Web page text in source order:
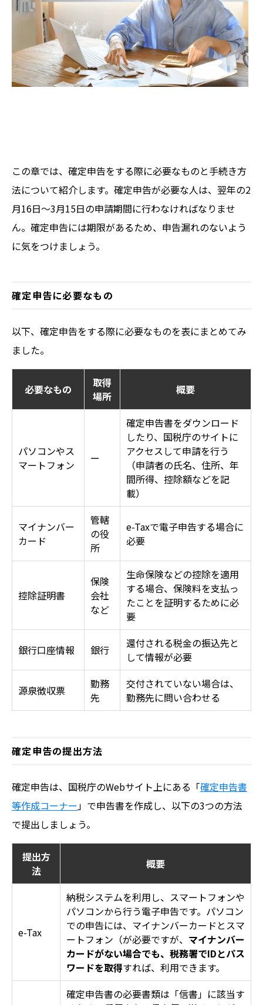
この章では、確定申告をする際に必要なものと手続き方
法について紹介します。確定申告が必要な人は、翌年の2
月16日～3月15日の申請期間に行わなければなりませ
ん。確定申告には期限があるため、申告漏れのないよう
に気をつけましょう。
確定申告に必要なもの
以下、確定申告をする際に必要なものを表にまとめてみ
ました。
必要なもの
取得
場所
概要
パソコンやス
マートフォン
ー
確定申告書をダウンロード
したり、国税庁のサイトに
アクセスして申請を行う
（申請者の氏名、住所、年
間所得、控除額などを記
載）
マイナンバー
カード
管轄
の役
所
e-Taxで電子申告する場合に
必要
控除証明書
保険
会社
など
生命保険などの控除を適用
する場合、保険料を支払っ
たことを証明するために必
要
銀行口座情報 銀行
還付される税金の振込先と
して情報が必要
源泉徴収票
勤務
先
交付されていない場合は、
勤務先に問い合わせる
確定申告の提出方法
確定申告は、国税庁のWebサイト上にある「確定申告書
等作成コーナー」で申告書を作成し、以下の3つの方法
で提出しましょう。
提出方
法
概要
e-Tax
納税システムを利用し、スマートフォンや
パソコンから行う電子申告です。パソコン
での申告には、マイナンバーカードとスマ
ートフォン（が必要ですが、 マイナンバー
カードがない場合でも、税務署でIDとパス
ワードを取得すれば、利用できます。
確定申告書の必要書類は「信書」に該当す